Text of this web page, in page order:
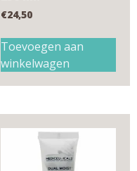
€24,50
Toevoegen aan
winkelwagen